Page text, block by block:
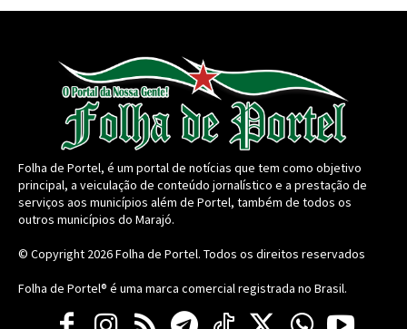
Folha de Portel, é um portal de notícias que tem como objetivo
principal, a veiculação de conteúdo jornalístico e a prestação de
serviços aos municípios além de Portel, também de todos os
outros municípios do Marajó.
© Copyright 2026Folha de Portel. Todos os direitos reservados
Folha de Portel® é uma marca comercial registrada no Brasil.